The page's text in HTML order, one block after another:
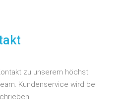
zu unserem höchst
Kundenservice wird bei